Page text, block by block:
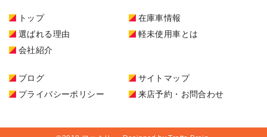
トップ
在庫車情報
選ばれる理由
軽未使用車とは
会社紹介
ブログ
サイトマップ
プライバシーポリシー
来店予約・お問合わせ